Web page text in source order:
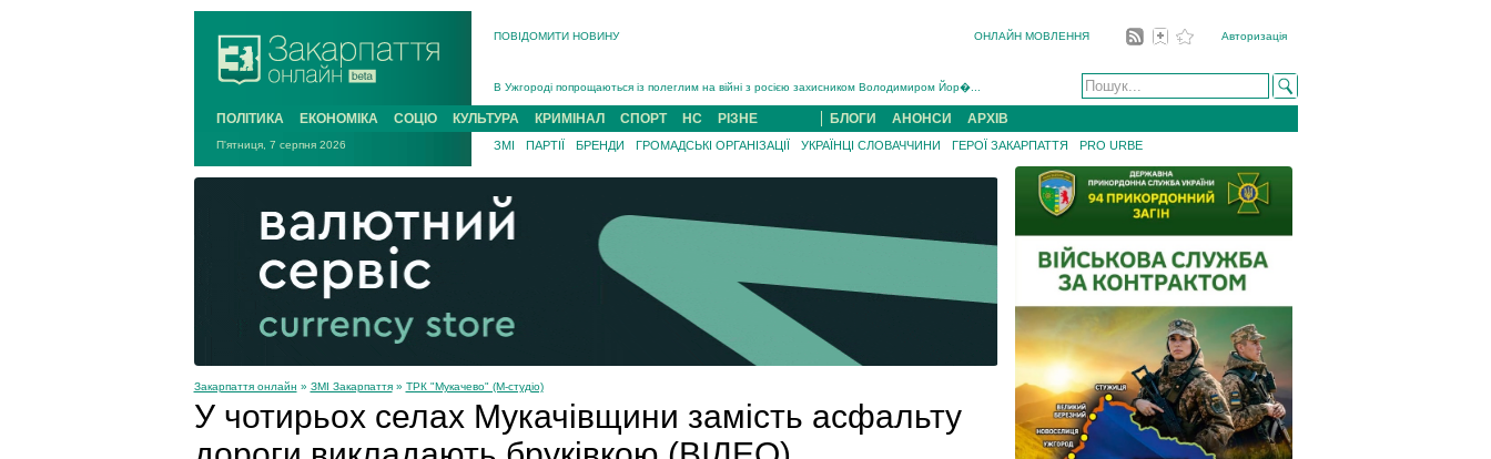
ПОВІДОМИТИ НОВИНУ ОНЛАЙН МОВЛЕННЯ Авторизація
В Ужгороді попрощаються із полеглим на війні з росією захисником Володимиром Йор�...
В Ужгороді 5 серпня попрощаються із захисником Богданом Югасом, який два роки �...
Підтвердили загибель захисника із Нанкова на Хустщині Юліана Гербея (ФОТО)[/gree...
На війні з рф поліг військовий з Виноградова Ігнат Роздяловський (ФОТО)...
На Хустщині внаслідок ДТП за участі трьох авто постраждали 13 людей (ФОТО)...
Інструктора районного ТЦК на Закарпатті судитимуть за обвинувачен...
ПОЛІТИКА ЕКОНОМІКА СОЦІО КУЛЬТУРА КРИМІНАЛ СПОРТ НС РІЗНЕ БЛОГИ АНОНСИ АРХІВ
П'ятниця, 7 серпня 2026 ЗМІ ПАРТІЇ БРЕНДИ ГРОМАДСЬКІ ОРГАНІЗАЦІЇ УКРАЇНЦІ СЛОВАЧЧИНИ ГЕРОЇ ЗАКАРПАТТЯ PRO URBE
Закарпаття онлайн » ЗМІ Закарпаття» ТРК "Мукачево" (М-студіо)
У чотирьох селах Мукачівщини замість асфальту